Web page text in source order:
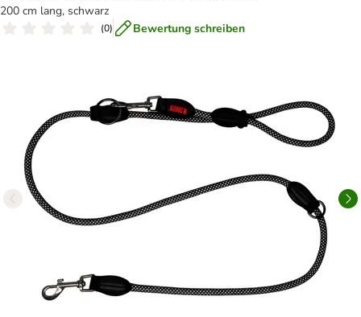
200 cm lang, schwarz
(0) Bewertung schreiben